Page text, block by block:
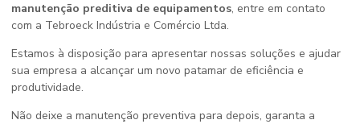
manutenção preditiva de equipamentos, entre em contato
com a Tebroeck Indústria e Comércio Ltda.
Estamos à disposição para apresentar nossas soluções e ajudar
sua empresa a alcançar um novo patamar de eficiência e
produtividade.
Não deixe a manutenção preventiva para depois, garanta a